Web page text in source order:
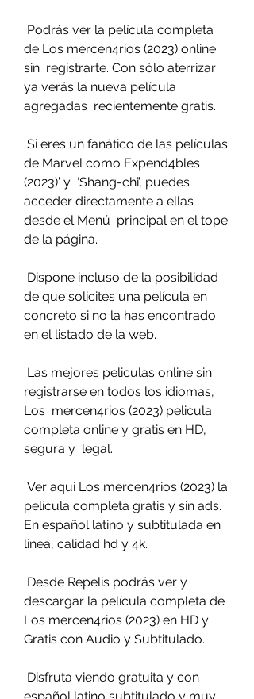
de Los mercen4rios (2023) online
sin  registrarte. Con sólo aterrizar
ya verás la nueva película
agregadas  recientemente gratis.
de Marvel como Expend4bles
(2023)’ y  ‘Shang-chi’, puedes
acceder directamente a ellas
desde el Menú  principal en el tope
de la página.
de que solicites una película en
concreto si no la has encontrado
en el listado de la web.
registrarse en todos los idiomas,
Los  mercen4rios (2023) pelicula
completa online y gratis en HD,
segura y  legal.
película completa gratis y sin ads.
En español latino y subtitulada en
linea, calidad hd y 4k.
descargar la película completa de
Los mercen4rios (2023) en HD y
Gratis con Audio y Subtitulado.